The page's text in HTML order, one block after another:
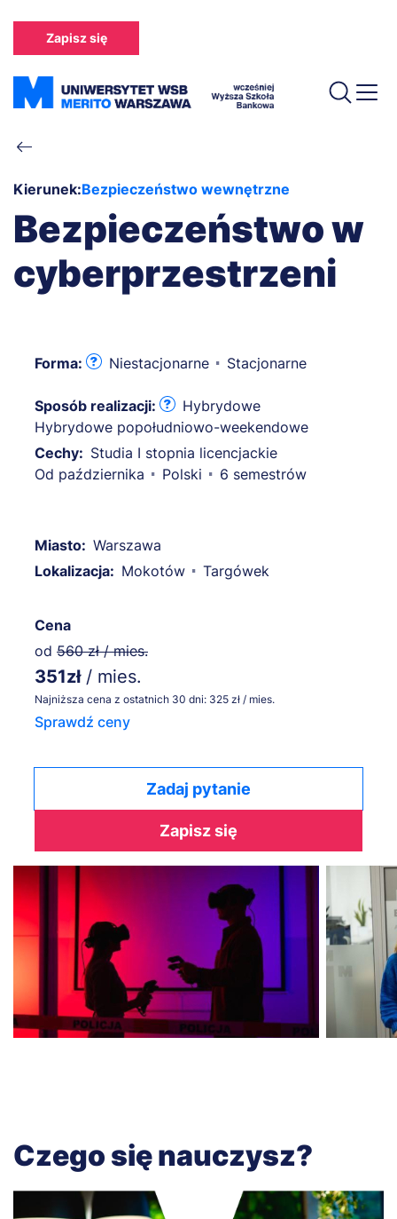
treści
Zapisz się
Ścieżka
nawigacyjna
Kierunek:Bezpieczeństwo wewnętrzne
Bezpieczeństwo w
cyberprzestrzeni
Forma: Niestacjonarne Stacjonarne
Sposób realizacji:
Hybrydowe
Hybrydowe popołudniowo-weekendowe
Cechy: Studia I stopnia licencjackie
Od października
Polski 6 semestrów
Miasto: Warszawa
Lokalizacja: Mokotów Targówek
Cena
od 560 zł / mies.
351zł / mies.
Najniższa cena z ostatnich 30 dni: 325 zł / mies.
Sprawdź ceny
Zadaj pytanie
Zapisz się
Czego się nauczysz?